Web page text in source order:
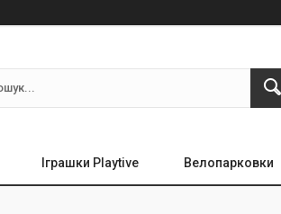
Іграшки Playtive Велопарковки